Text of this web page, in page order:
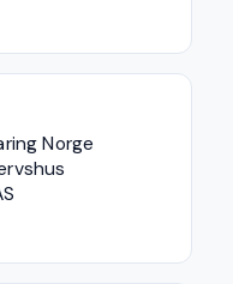
Norge